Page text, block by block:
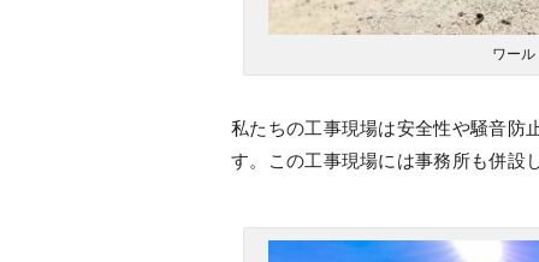
ワー
私たちの工事現場は安全性や騒音防
す。この工事現場には事務所も併設